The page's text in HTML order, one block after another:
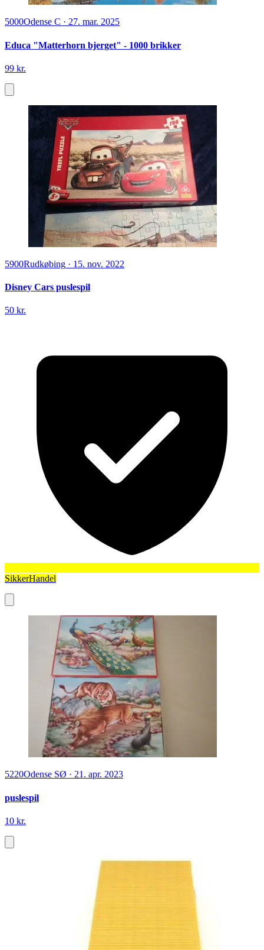
5000Odense C · 27. mar. 2025
Educa "Matterhorn bjerget" - 1000 brikker
99 kr.
5900Rudkøbing · 15. nov. 2022
Disney Cars puslespil
50 kr.
SikkerHandel
5220Odense SØ · 21. apr. 2023
puslespil
10 kr.